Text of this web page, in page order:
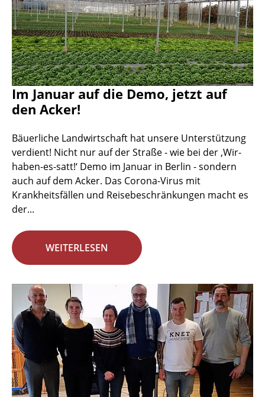
Im Januar auf die Demo, jetzt auf
den Acker!
Bäuerliche Landwirtschaft hat unsere Unterstützung
verdient! Nicht nur auf der Straße - wie bei der ‚Wir-
haben-es-satt!‘ Demo im Januar in Berlin - sondern
auch auf dem Acker. Das Corona-Virus mit
Krankheitsfällen und Reisebeschränkungen macht es
der...
WEITERLESEN